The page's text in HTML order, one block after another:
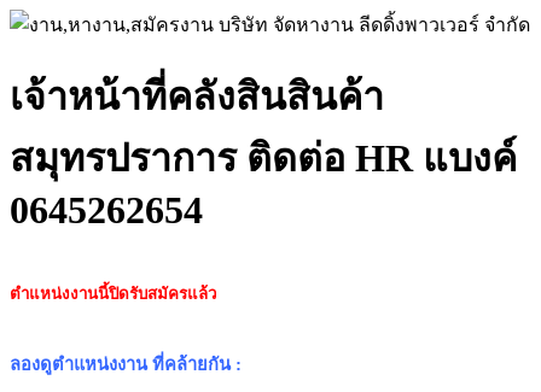
เจ้าหน้าที่คลังสินสินค้า
สมุทรปราการ ติดต่อ HR แบงค์
0645262654
ตำแหน่งงานนี้ปิดรับสมัครแล้ว
ลองดูตำแหน่งงาน ที่คล้ายกัน: